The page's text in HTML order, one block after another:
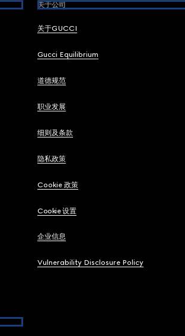
关于公司
关于GUCCI
Gucci Equilibrium
道德规范
职业发展
细则及条款
隐私政策
Cookie 政策
Cookie 设置
企业信息
Vulnerability Disclosure Policy